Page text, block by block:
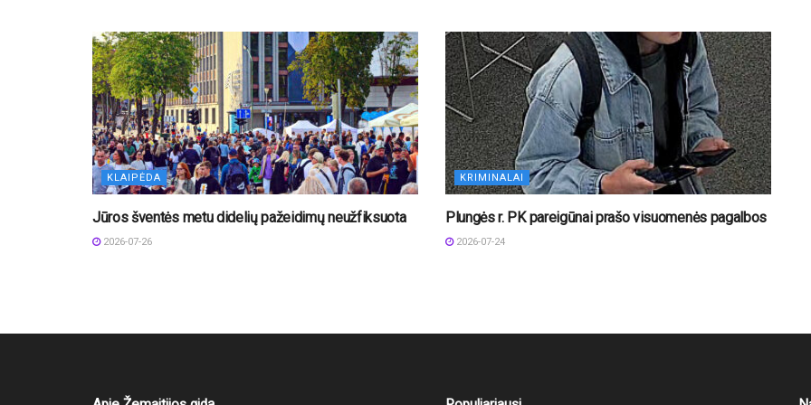
KLAIPĖDA
Jūros šventės metu didelių pažeidimų neužfiksuota
2026-07-26
KRIMINALAI
Plungės r. PK pareigūnai prašo visuomenės pagalbos
2026-07-24